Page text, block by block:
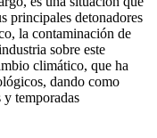
principales detonadores
la contaminación de
sobre este
climático, que ha
dando como
y temporadas